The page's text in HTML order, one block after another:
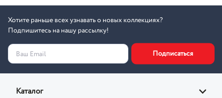
Хотите раньше всех узнавать о новых коллекциях?
Подпишитесь на нашу рассылку!
Ваш Email Подписаться
Каталог